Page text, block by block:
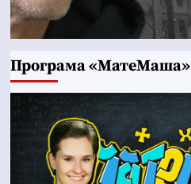
Програма «МатеМаша»